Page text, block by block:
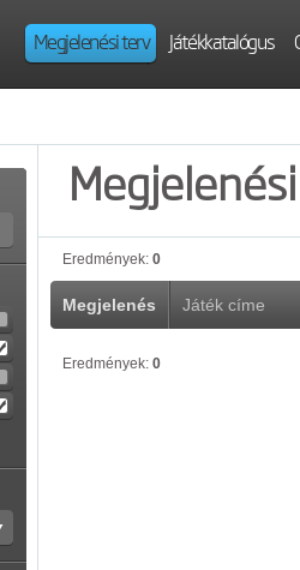
Megjelenési terv Játékkatalógus
Eredmények: 0
Megjelenés Játék címe
Eredmények: 0